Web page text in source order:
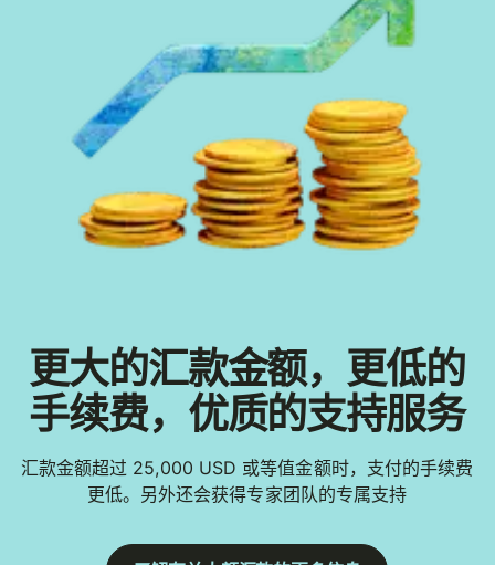
更大的汇款金额，更低的
手续费，优质的支持服务
汇款金额超过 25,000 USD 或等值金额时，支付的手续费
更低。另外还会获得专家团队的专属支持